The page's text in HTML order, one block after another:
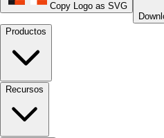
Copy Logo as SVG
Productos
Recursos